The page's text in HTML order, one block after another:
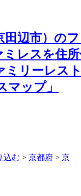
田辺市）の
ミレスを住
ミリーレス
マップ」
込む > 京都府 > 京